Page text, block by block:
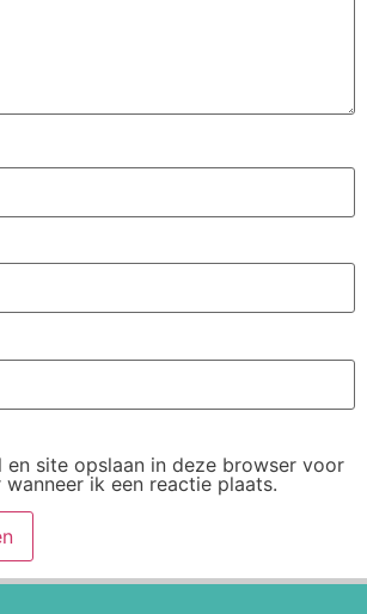
en site opslaan in deze browser voor
ik een reactie plaats.